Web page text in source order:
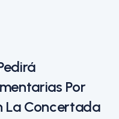
Por
La Concertada